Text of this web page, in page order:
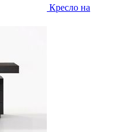
Кресло на